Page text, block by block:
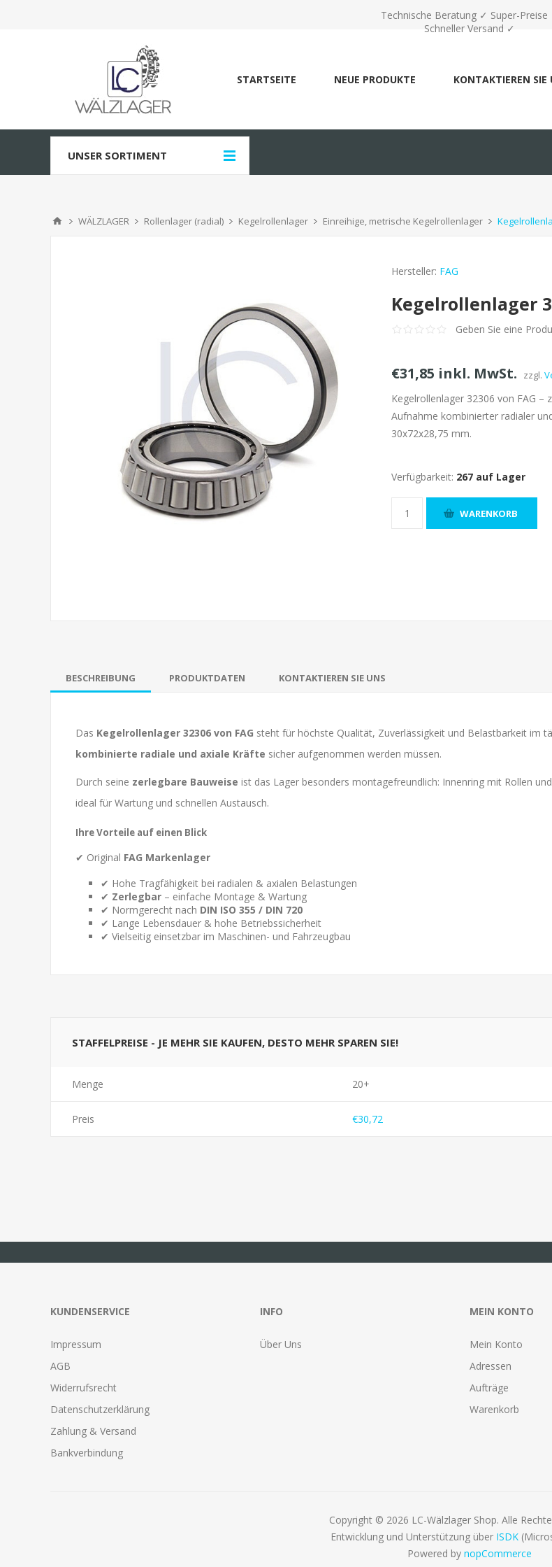
Technische Beratung ✓ Super-Preise
Schneller Versand ✓
STARTSEITE NEUE PRODUKTE KONTAKTIEREN SIE
UNSER SORTIMENT
WÄLZLAGER Rollenlager (radial) Kegelrollenlager Einreihige, metrische Kegelrollenlager
Hersteller: FAG
Kegelrollenlager
Geben Sie eine
€31,85 inkl. MwSt. zzgl.
Kegelrollenlager 32306 von FAG –
Aufnahme kombinierter radialer
30x72x28,75 mm.
Verfügbarkeit: 267 auf Lager
BESCHREIBUNG PRODUKTDATEN KONTAKTIEREN SIE UNS
Das Kegelrollenlager 32306 von FAG steht für höchste Qualität, Zuverlässigkeit und Belastbarkeit im
kombinierte radiale und axiale Kräfte sicher aufgenommen werden müssen.
Durch seine zerlegbare Bauweise ist das Lager besonders montagefreundlich: Innenring mit Rollen
ideal für Wartung und schnellen Austausch.
Ihre Vorteile auf einen Blick
✔ Original FAG Markenlager
✔ Hohe Tragfähigkeit bei radialen & axialen Belastungen
✔ Zerlegbar – einfache Montage & Wartung
✔ Normgerecht nach DIN ISO 355 / DIN 720
✔ Lange Lebensdauer & hohe Betriebssicherheit
✔ Vielseitig einsetzbar im Maschinen- und Fahrzeugbau
STAFFELPREISE - JE MEHR SIE KAUFEN, DESTO MEHR SPAREN SIE!
Menge 20+
Preis €30,72
KUNDENSERVICE
Impressum
AGB
Widerrufsrecht
Datenschutzerklärung
Zahlung & Versand
Bankverbindung
INFO
Über Uns
MEIN KONTO
Mein Konto
Adressen
Aufträge
Warenkorb
Copyright © 2026 LC-Wälzlager Shop. Alle
Entwicklung und Unterstützung über ISDK
Powered by nopCommerce